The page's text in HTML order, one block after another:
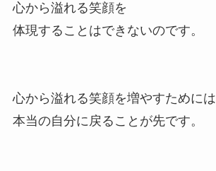
心から溢れる笑顔を
体現することはできないのです。
心から溢れる笑顔を増やすためには
本当の自分に戻ることが先です。